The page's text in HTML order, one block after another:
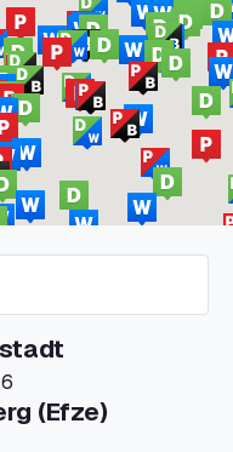
(Efze)